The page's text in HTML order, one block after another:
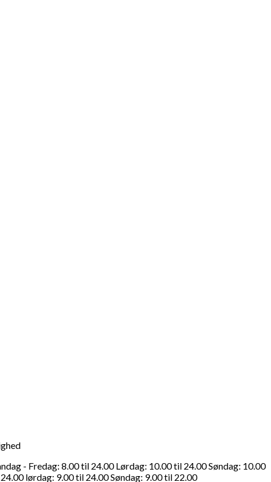
- Fredag: 8.00 til 24.00 Lørdag: 10.00 til 24.00 Søndag: 10.00
lørdag: 9.00 til 24.00 Søndag: 9.00 til 22.00